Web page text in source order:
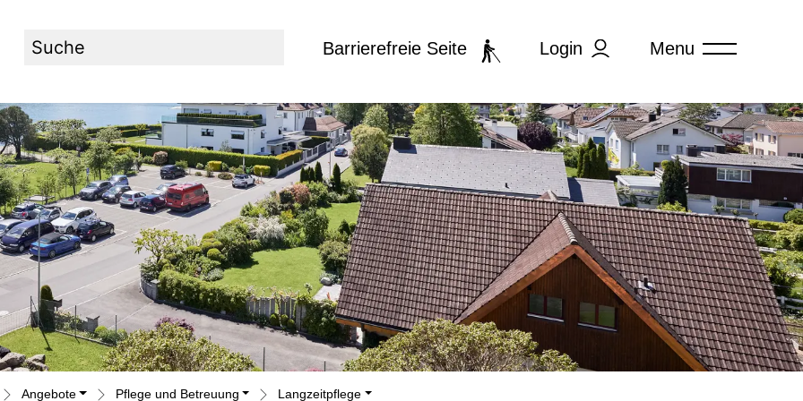
Barrierefreie Seite Login Menu
Angebote Pflege und Betreuung Langzeitpflege